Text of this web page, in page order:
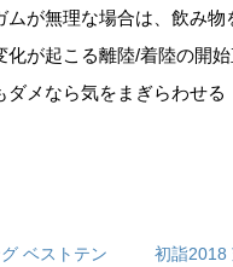
ムが無理な場合は、飲み
化が起こる離陸/着陸の開
ダメなら気をまぎらわせる
ベストテン
初詣2018